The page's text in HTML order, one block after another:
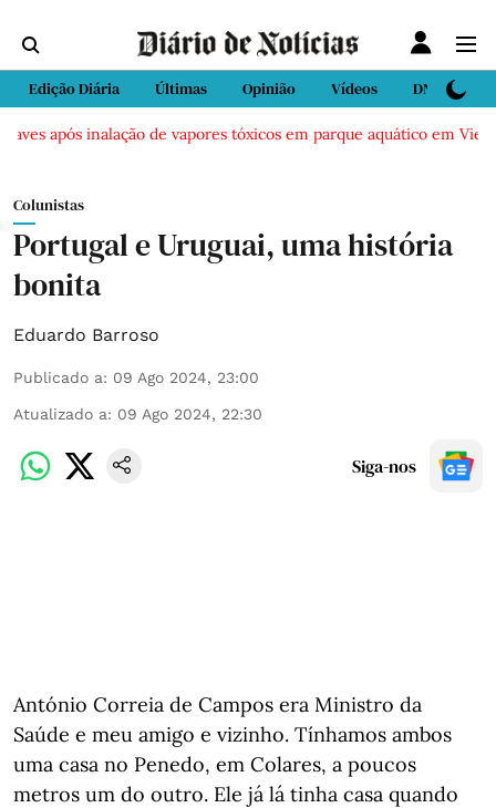
Edição Diária Últimas Opinião Vídeos DN Sport
após inalação de vapores tóxicos em parque aquático em Vieira
Colunistas
Portugal e Uruguai, uma história
bonita
Eduardo Barroso
Publicado a: 09 Ago 2024, 23:00
Atualizado a: 09 Ago 2024, 22:30
Siga-nos
António Correia de Campos era Ministro da
Saúde e meu amigo e vizinho. Tínhamos ambos
uma casa no Penedo, em Colares, a poucos
metros um do outro. Ele já lá tinha casa quando